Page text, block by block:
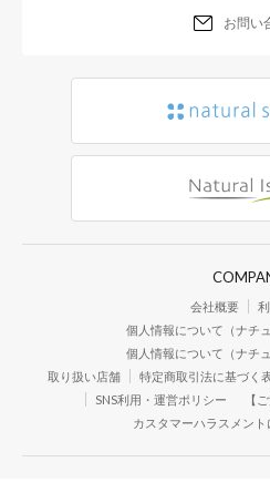
お問い
会社概要
個人情報について（ナチ
個人情報について（ナチ
取り扱い店舗
特定商取引法に基づく
SNS利用・運営ポリシー
【
カスタマーハラスメン